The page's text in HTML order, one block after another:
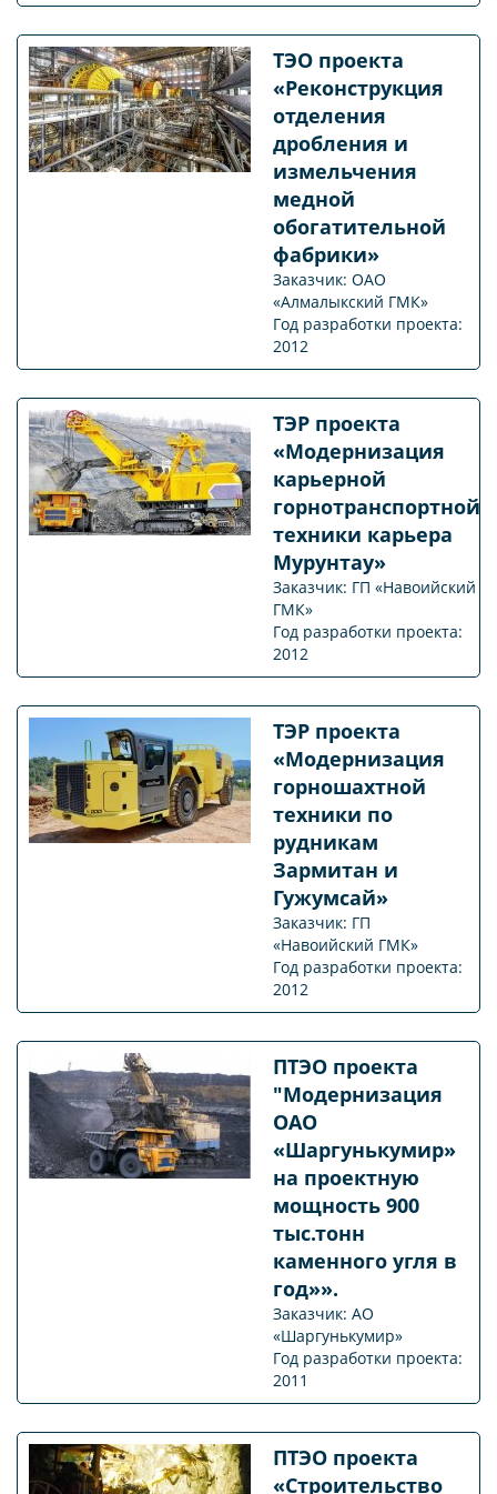
ТЭО проекта
«Реконструкция
отделения
дробления и
измельчения
медной
обогатительной
фабрики»
Заказчик: ОАО
«Алмалыкский ГМК»
Год разработки проекта:
2012
ТЭР проекта
«Модернизация
карьерной
горнотранспортной
техники карьера
Мурунтау»
Заказчик: ГП «Навоийский
ГМК»
Год разработки проекта:
2012
ТЭР проекта
«Модернизация
горношахтной
техники по
рудникам
Зармитан и
Гужумсай»
Заказчик: ГП
«Навоийский ГМК»
Год разработки проекта:
2012
ПТЭО проекта
"Модернизация
ОАО
«Шаргунькумир»
на проектную
мощность 900
тыс.тонн
каменного угля в
год»».
Заказчик: АО
«Шаргунькумир»
Год разработки проекта:
2011
ПТЭО проекта
«Строительство